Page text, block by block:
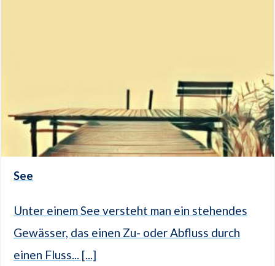
See
Unter einem See versteht man ein stehendes
Gewässer, das einen Zu- oder Abfluss durch
einen Fluss... [...]